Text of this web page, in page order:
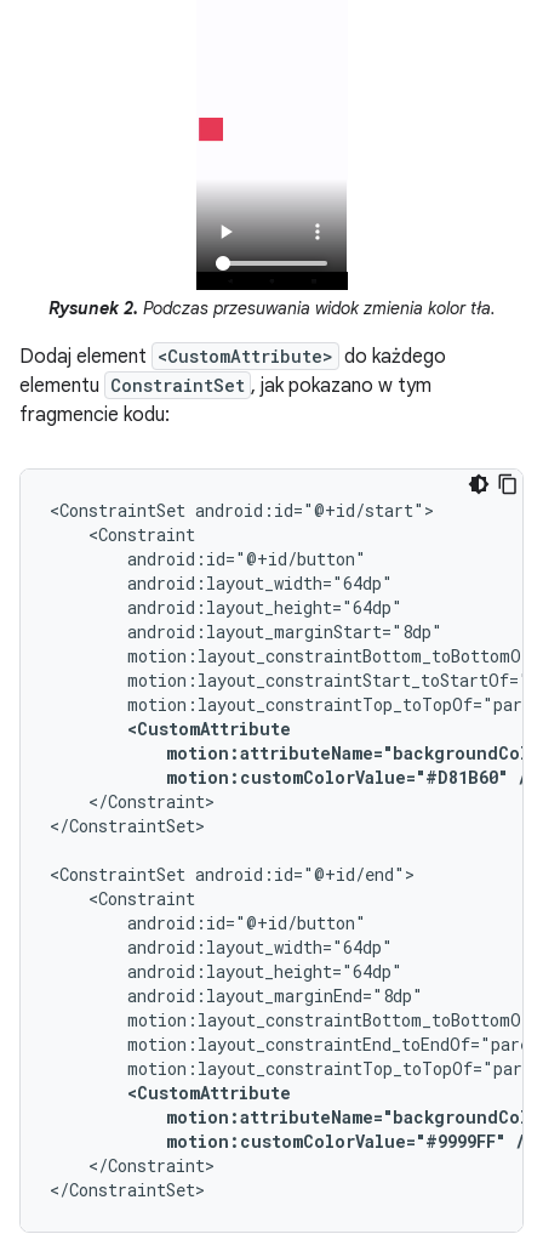
Rysunek 2. Podczas przesuwania widok zmienia kolor tła.
Dodaj element <CustomAttribute> do każdego
elementu ConstraintSet , jak pokazano w tym
fragmencie kodu:
<ConstraintSet
motion:customColorValue="#D81B60" />
</Constraint>
</ConstraintSet>
<ConstraintSet
motion:customColorValue="#9999FF" />
</Constraint>
</ConstraintSet>